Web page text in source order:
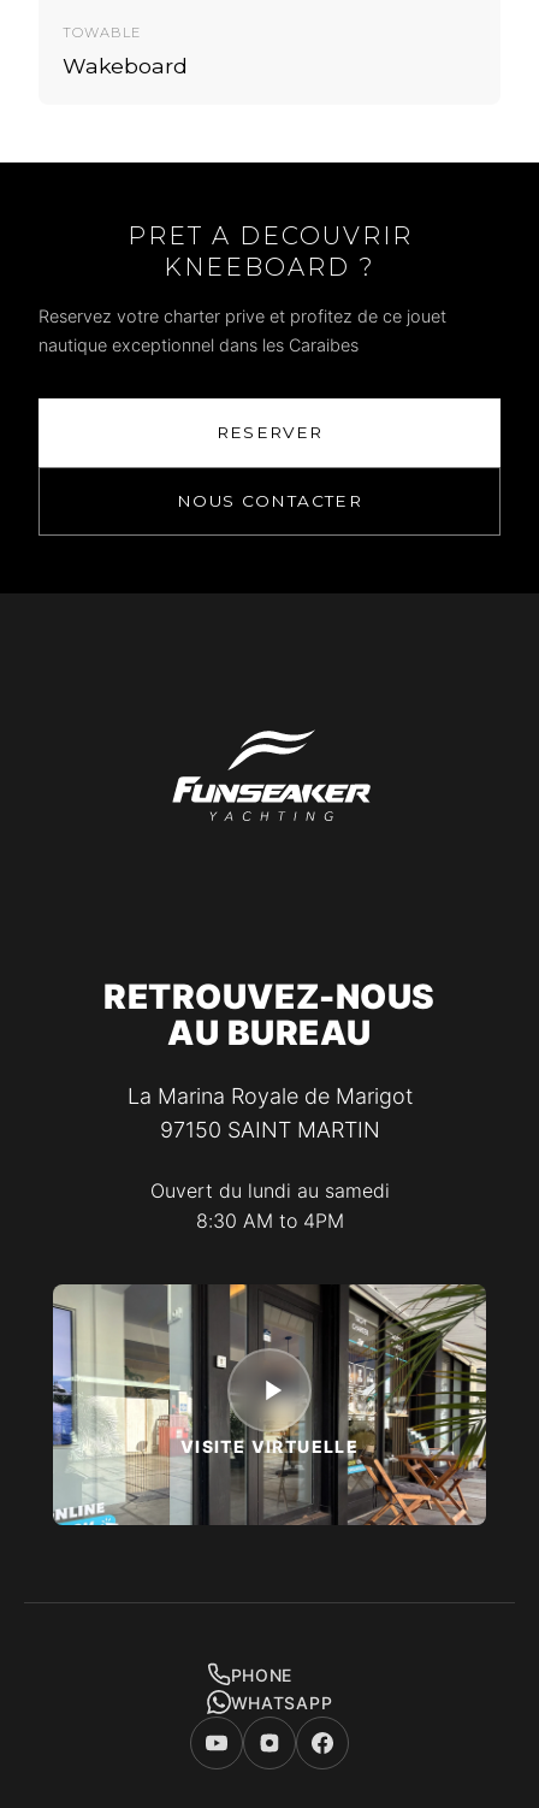
TOWABLE
Wakeboard
PRET A DECOUVRIR
KNEEBOARD ?
Reservez votre charter prive et profitez de ce jouet
nautique exceptionnel dans les Caraibes
RESERVER
NOUS CONTACTER
RETROUVEZ-NOUS
AU BUREAU
La Marina Royale de Marigot
97150 SAINT MARTIN
Ouvert du lundi au samedi
8:30 AM to 4PM
VISITE VIRTUELLE
PHONE
WHATSAPP